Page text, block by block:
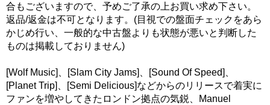
合もございますので、予めご了承の上お買い求め下さい。
返品/返金は不可となります。(目視での盤面チェックをあら
かじめ行い、一般的な中古盤よりも状態が悪いと判断した
ものは掲載しておりません)
[Wolf Music]、[Slam City Jams]、[Sound Of Speed]、
[Planet Trip]、[Semi Delicious]などからのリリースで着実に
ファンを増やしてきたロンドン拠点の気鋭、Manuel